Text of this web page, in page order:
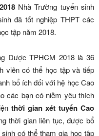
Nhà Trường tuyển sinh
đã tốt nghiệp THPT các
tập năm 2018.
Dược TPHCM 2018 là 36
viên có thể học tập và tiếp
bổ ích đối với hệ học Cao
các bạn có niềm yêu thích
thời gian xét tuyển Cao
thời gian liên tục, được bổ
có thể tham gia học tập